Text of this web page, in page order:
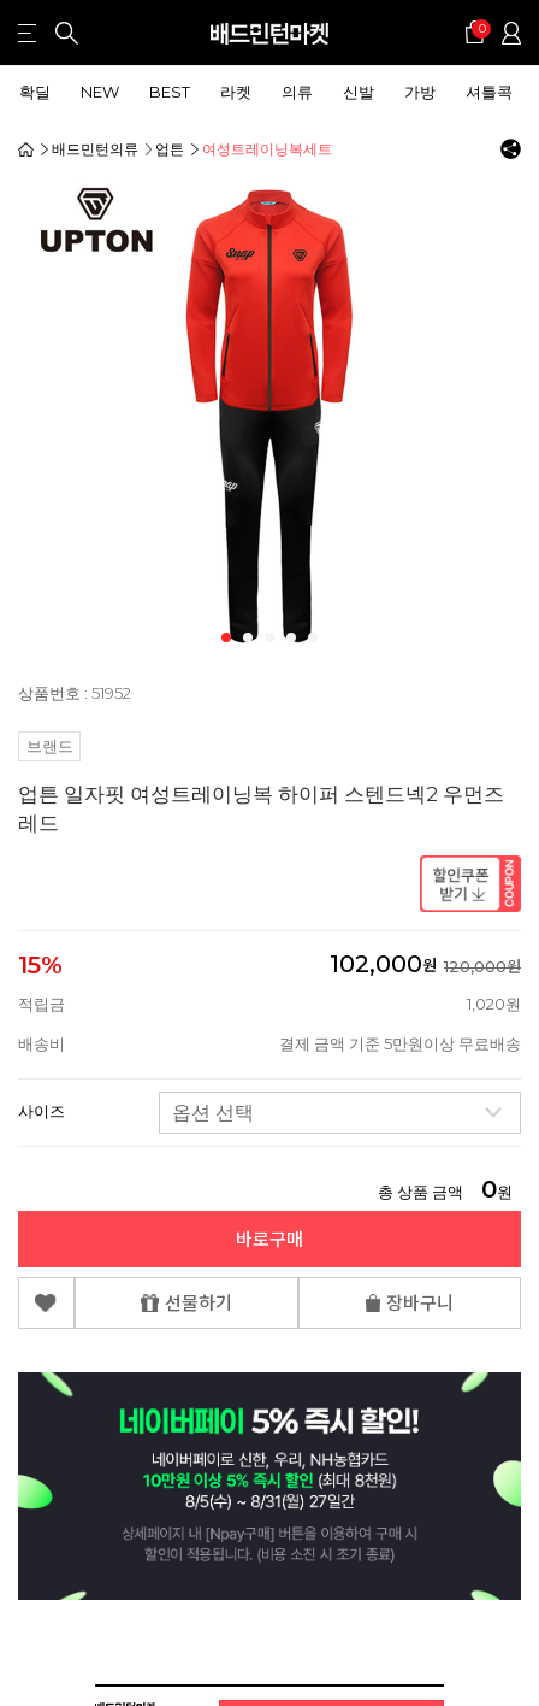
0
확딜 NEW BEST 라켓 의류 신발 가방 셔틀콕
배드민턴의류 업튼 여성트레이닝복세트
상품번호 : 51952
브랜드
업튼 일자핏 여성트레이닝복 하이퍼 스텐드넥2 우먼즈
레드
15% 102,000원 120,000원
적립금
1,020원
배송비 결제 금액 기준 5만원이상 무료배송
사이즈
총 상품 금액 0원
바로구매
선물하기 장바구니